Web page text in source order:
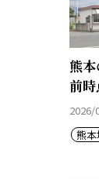
熊
前
熊